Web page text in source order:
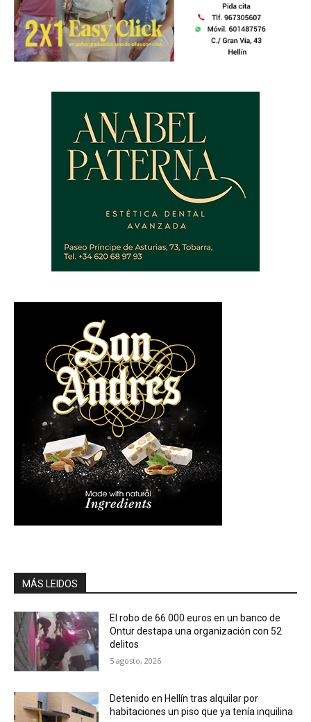
MÁS LEIDOS
El robo de 66.000 euros en un banco de
Ontur destapa una organización con 52
delitos
5 agosto, 2026
Detenido en Hellín tras alquilar por
habitaciones un piso que ya tenía inquilina